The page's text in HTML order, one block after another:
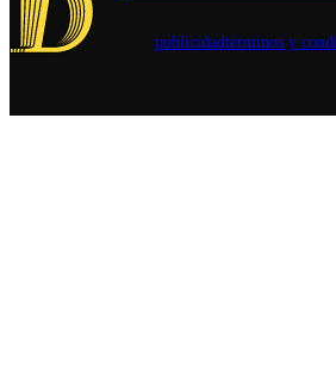
publicidadtérminos y